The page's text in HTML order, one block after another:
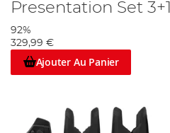
Presentation Set 3+1
92%
329,99 €
Ajouter Au Panier